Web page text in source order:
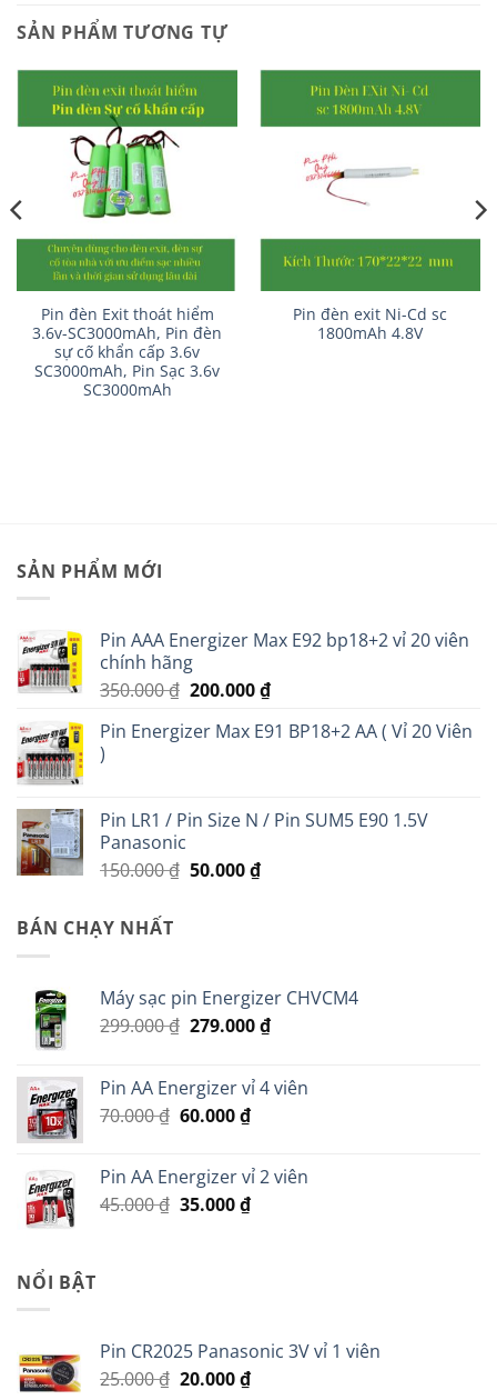
SẢN PHẨM TƯƠNG TỰ
Pin đèn Exit thoát hiểm
3.6v-SC3000mAh, Pin đèn
sự cố khẩn cấp 3.6v
SC3000mAh, Pin Sạc 3.6v
SC3000mAh
Pin đèn exit Ni-Cd sc
1800mAh 4.8V
SẢN PHẨM MỚI
Pin AAA Energizer Max E92 bp18+2 vỉ 20 viên
chính hãng
350.000₫ Giá
là:
200.000₫Giá
tại
Pin Energizer Max E91 BP18+2 AA ( Vỉ 20 Viên
)
Pin LR1 / Pin Size N / Pin SUM5 E90 1.5V
Panasonic
150.000₫ Giá
50.000₫Giá
BÁN CHẠY NHẤT
Máy sạc pin Energizer CHVCM4
299.000₫ Giá
299.000 ₫.
279.000₫Giá
là:
Pin AA Energizer vỉ 4 viên
70.000₫ Giá
70.000 ₫.
60.000₫Giá
là:
60.000 ₫.
Pin AA Energizer vỉ 2 viên
45.000₫ Giá
35.000₫Giá
NỔI BẬT
Pin CR2025 Panasonic 3V vỉ 1 viên
25.000₫ Giá
20.000₫Giá